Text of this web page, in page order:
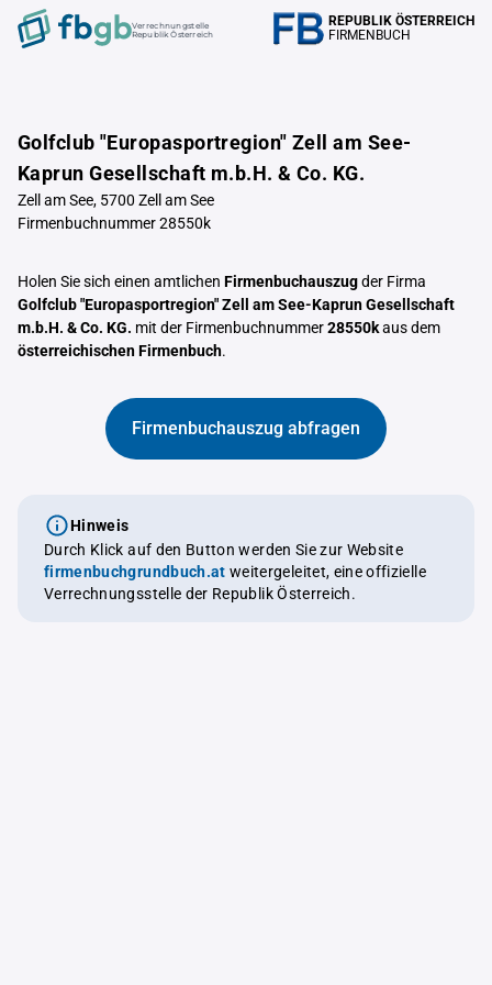
Verrechnungstelle
Republik Österreich
REPUBLIK ÖSTERREICH
FIRMENBUCH
Golfclub "Europasportregion" Zell am See-
Kaprun Gesellschaft m.b.H. & Co. KG.
Zell am See, 5700 Zell am See
Firmenbuchnummer 28550k
Holen Sie sich einen amtlichen Firmenbuchauszugder Firma
Golfclub "Europasportregion" Zell am See-Kaprun Gesellschaft
m.b.H. & Co. KG. mit der Firmenbuchnummer28550kaus dem
österreichischen Firmenbuch.
Firmenbuchauszug abfragen
Hinweis
Durch Klick auf den Button werden Sie zur Website
firmenbuchgrundbuch.at weitergeleitet, eine offizielle
Verrechnungsstelle der Republik Österreich.